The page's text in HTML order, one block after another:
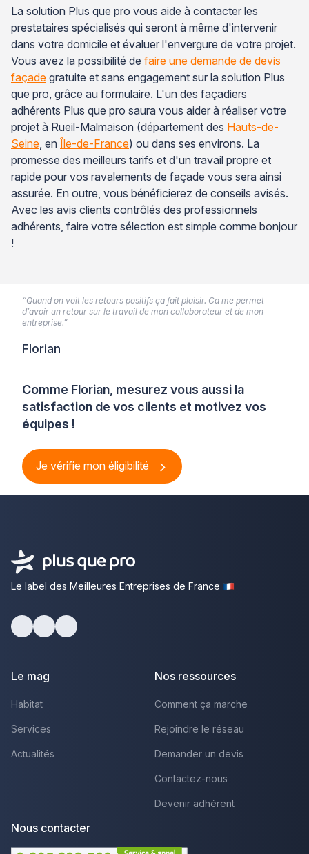
La solution Plus que pro vous aide à contacter les
prestataires spécialisés qui seront à même d'intervenir
dans votre domicile et évaluer l'envergure de votre projet.
Vous avez la possibilité de faire une demande de devis
façade gratuite et sans engagement sur la solution Plus
que pro, grâce au formulaire. L'un des façadiers
adhérents Plus que pro saura vous aider à réaliser votre
projet à Rueil-Malmaison (département des Hauts-de-
Seine , en Île-de-France) ou dans ses environs. La
promesse des meilleurs tarifs et d'un travail propre et
rapide pour vos ravalements de façade vous sera ainsi
assurée. En outre, vous bénéficierez de conseils avisés.
Avec les avis clients contrôlés des professionnels
adhérents, faire votre sélection est simple comme bonjour
!
Comme Florian, mesurez vous aussi la
satisfaction de vos clients et motivez vos
équipes !
Je vérifie mon éligibilité
“Quand on voit les retours positifs ça fait plaisir. Ca me permet
d’avoir un retour sur le travail de mon collaborateur et de mon
entreprise.”
Florian
Le label des Meilleures Entreprises de France
Le mag
Habitat
Services
Actualités
Nos ressources
Comment ça marche
Rejoindre le réseau
Demander un devis
Contactez-nous
Devenir adhérent
Nous contacter